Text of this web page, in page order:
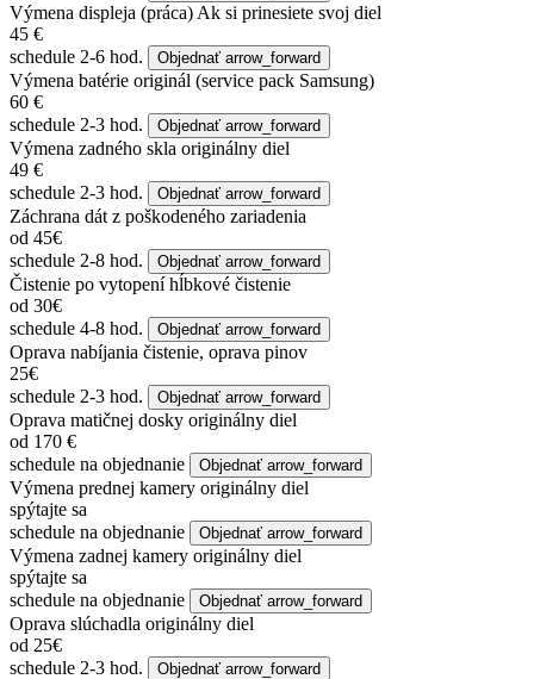
Výmena displeja (práca) Ak si prinesiete svoj diel
45 €
schedule 2-6 hod. Objednať arrow_forward
Výmena batérie originál (service pack Samsung)
60 €
schedule 2-3 hod. Objednať arrow_forward
Výmena zadného skla originálny diel
49 €
schedule 2-3 hod. Objednať arrow_forward
Záchrana dát z poškodeného zariadenia
od 45€
schedule 2-8 hod. Objednať arrow_forward
Čistenie po vytopení hĺbkové čistenie
od 30€
schedule 4-8 hod. Objednať arrow_forward
Oprava nabíjania čistenie, oprava pinov
25€
schedule 2-3 hod. Objednať arrow_forward
Oprava matičnej dosky originálny diel
od 170 €
schedule na objednanie Objednať arrow_forward
Výmena prednej kamery originálny diel
spýtajte sa
schedule na objednanie Objednať arrow_forward
Výmena zadnej kamery originálny diel
spýtajte sa
schedule na objednanie Objednať arrow_forward
Oprava slúchadla originálny diel
od 25€
schedule 2-3 hod. Objednať arrow_forward